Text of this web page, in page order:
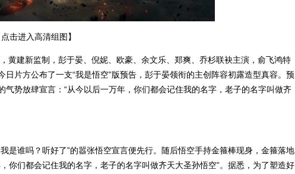
击进入高清组图】
黄建新监制，彭于晏、倪妮、欧豪、余文乐、郑爽、乔杉联袂主演，俞飞鸿特
片方公布了一支“我是悟空”版预告，彭于晏领衔的主创阵容初露造型真容。预
势放肆宣言：“从今以后一万年，你们都会记住我的名字，老子的名字叫做齐
是谁吗？听好了”的嚣张悟空宣言便先行。随后悟空手持金箍棒现身，金箍落地
你们都会记住我的名字，老子的名字叫做齐天大圣孙悟空”。据悉，为了塑造好